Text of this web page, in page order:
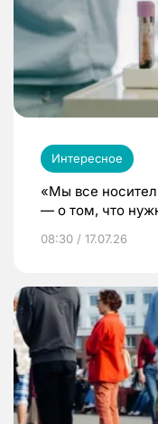
Интересное
«Мы все
— о том, что
08:30 / 17.07.26